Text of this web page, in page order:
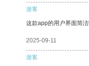
游客
这款app的用户界面简
2025-09-11
游客